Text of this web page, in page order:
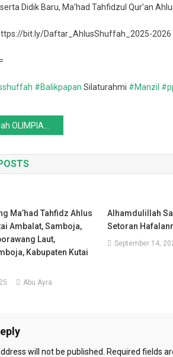
Manzil
Didik Baru, Ma’had Tahfidzul Qur’an
bit.ly/Daftar_AhlusShuffah_2025-2026
#Balikpapan Silaturahmi #Manzil
3 || Prestasi Juara Bertahan
Ma’had Tahfidz Ahlus
Ambalat, Samboja,
Laut,
Kabupaten Kutai
Abu Ayra
Alhamdulillah
Setoran
September 14,
will not be published. Required fields